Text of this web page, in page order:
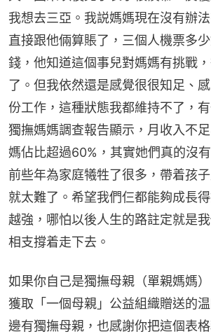
我想去三亞。我説媽媽現在沒有辦
直接跟他倆算賬了，三個人機票多
錢，他知道這個事兒對媽媽有挑戰
了。但我依然還是感覺很很知足、
份工作，這種狀態我都維持不了，
獨撫媽媽調查報告顯示，月收入不
媽佔比超過60%，其實她們真的沒
前些年為家庭犧牲了很多，帶着孩
就太難了。希望我們仨都能夠成長
越強，哪怕以後人生的路註定就是
相支撐着走下去。
如果你自己是獨撫母親（單親媽媽
獲取「一個母親」公益組織贈送的
邊有獨撫母親，也感謝你把這個表